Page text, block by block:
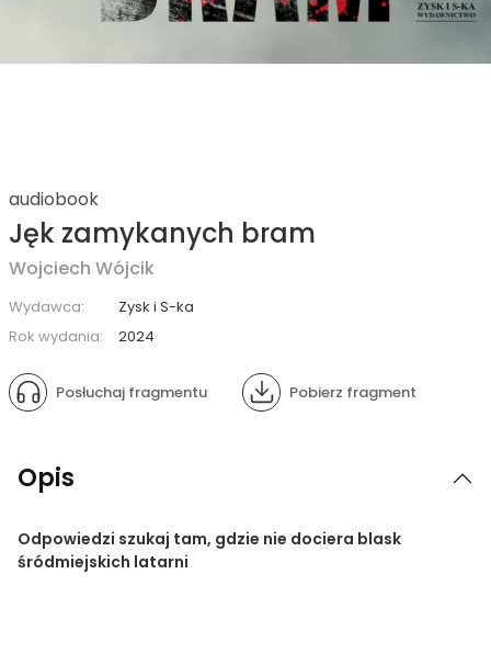
audiobook
Jęk zamykanych bram
Wojciech Wójcik
Wydawca:
Zysk i S-ka
Rok wydania:
2024
Posłuchaj fragmentu Pobierz fragment
Opis
Odpowiedzi szukaj tam, gdzie nie dociera blask
śródmiejskich latarni